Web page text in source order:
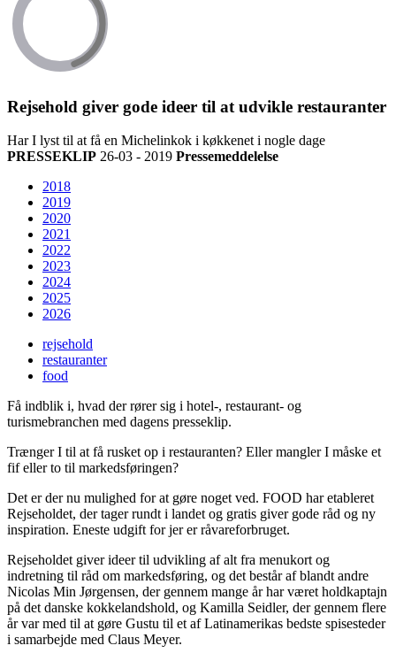
Rejsehold giver gode ideer til at udvikle restauranter
Har I lyst til at få en Michelinkok i køkkenet i nogle dage
PRESSEKLIP 26-03 - 2019 Pressemeddelelse
2018
2019
2020
2021
2022
2023
2024
2025
2026
rejsehold
restauranter
food
Få indblik i, hvad der rører sig i hotel-, restaurant- og
turismebranchen med dagens presseklip.
Trænger I til at få rusket op i restauranten? Eller mangler I måske et
fif eller to til markedsføringen?
Det er der nu mulighed for at gøre noget ved. FOOD har etableret
Rejseholdet, der tager rundt i landet og gratis giver gode råd og ny
inspiration. Eneste udgift for jer er råvareforbruget.
Rejseholdet giver ideer til udvikling af alt fra menukort og
indretning til råd om markedsføring, og det består af blandt andre
Nicolas Min Jørgensen, der gennem mange år har været holdkaptajn
på det danske kokkelandshold, og Kamilla Seidler, der gennem flere
år var med til at gøre Gustu til et af Latinamerikas bedste spisesteder
i samarbejde med Claus Meyer.